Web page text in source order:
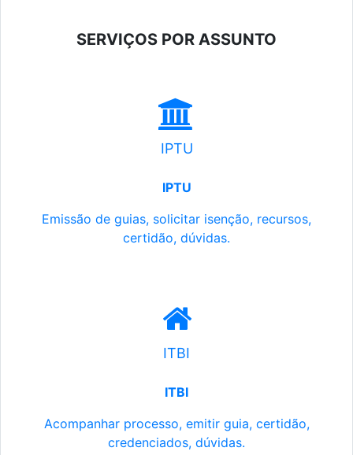
SERVIÇOS POR ASSUNTO
IPTU
IPTU
Emissão de guias, solicitar isenção, recursos,
certidão, dúvidas.
ITBI
ITBI
Acompanhar processo, emitir guia, certidão,
credenciados, dúvidas.